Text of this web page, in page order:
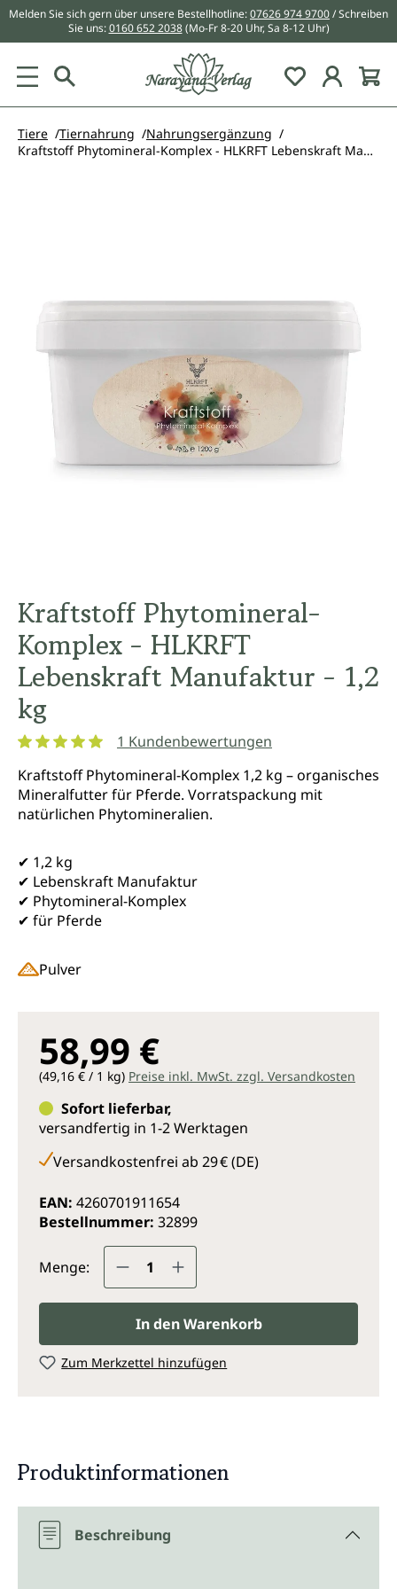
springen
Melden Sie sich gern über unsere Bestellhotline:07626 974 9700/ Schreiben
Sie uns:0160 652 2038 (Mo-Fr 8-20 Uhr, Sa 8-12 Uhr)
Du hast 0
Tiere Tiernahrung
Nahrungsergänzung
Kraftstoff Phytomineral-Komplex - HLKRFT Lebenskraft Manufaktur - 1,2 kg
Kraftstoff Phytomineral-
Komplex - HLKRFT
Lebenskraft Manufaktur - 1,2
kg
1 Kundenbewertungen
Kraftstoff Phytomineral-Komplex 1,2 kg – organisches
Mineralfutter für Pferde. Vorratspackung mit
natürlichen Phytomineralien.
✔ 1,2 kg
✔ Lebenskraft Manufaktur
✔ Phytomineral-Komplex
✔ für Pferde
Pulver
58,99 €
(49,16 € / 1 kg) Preise inkl. MwSt. zzgl. Versandkosten
Sofort lieferbar,
versandfertig in 1-2 Werktagen
Versandkostenfrei ab 29 € (DE)
EAN: 4260701911654
Bestellnummer: 32899
Menge: Produkt Anzahl: Gib den
In den Warenkorb
Zum Merkzettel hinzufügen
Produktinformationen
Beschreibung